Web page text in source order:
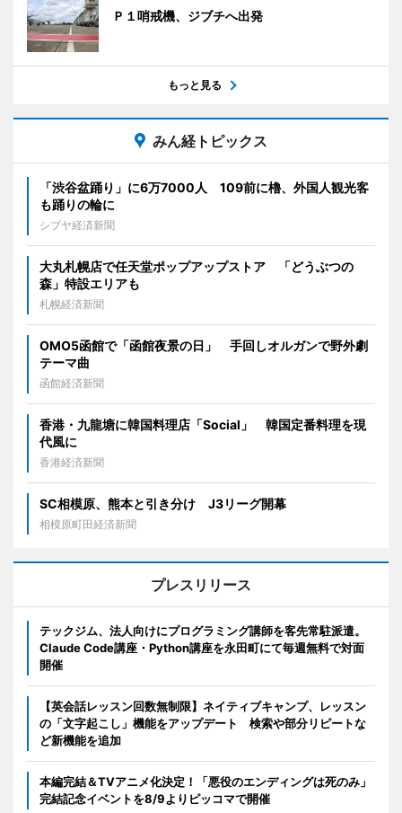
Ｐ１哨戒機、ジブチへ出発
もっと見る
みん経トピックス
「渋谷盆踊り」に6万7000人 109前に櫓、外国人観光客
も踊りの輪に
シブヤ経済新聞
大丸札幌店で任天堂ポップアップストア 「どうぶつの
森」特設エリアも
札幌経済新聞
OMO5函館で「函館夜景の日」 手回しオルガンで野外劇
テーマ曲
函館経済新聞
香港・九龍塘に韓国料理店「Social」 韓国定番料理を現
代風に
香港経済新聞
SC相模原、熊本と引き分け J3リーグ開幕
相模原町田経済新聞
プレスリリース
テックジム、法人向けにプログラミング講師を客先常駐派遣。
Claude Code講座・Python講座を永田町にて毎週無料で対面
開催
【英会話レッスン回数無制限】ネイティブキャンプ、レッスン
の「文字起こし」機能をアップデート 検索や部分リピートな
ど新機能を追加
本編完結＆TVアニメ化決定！「悪役のエンディングは死のみ」
完結記念イベントを8/9よりピッコマで開催